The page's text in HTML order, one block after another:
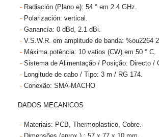
- Radiación (Plano e): 54 ° em 2.4 GHz.
- Polarización: vertical.
- Ganancía: 0 dBd, 2.1 dBi.
- V.S.W.R. em amplitude de banda: %ou2264
- Máxima potência: 10 vatios (CW) em 50 ° C.
- Sistema de Alimentação / Posição: Directo /
- Longitude de cabo / Tipo: 3 m / RG 174.
- Conexão: SMA-MACHO
DADOS MECANICOS
- Materiais: PCB, Thermoplastico, Cobre.